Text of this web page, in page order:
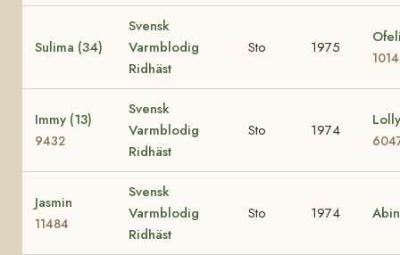
Sulima (34)
Svensk
Varmblodig
Ridhäst
Sto 1975
Immy (13)
9432
Svensk
Varmblodig
Ridhäst
Sto 1974
Jasmin
11484
Svensk
Varmblodig
Ridhäst
Sto 1974